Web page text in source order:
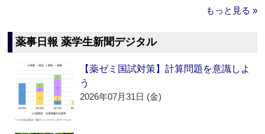
もっと見る »
薬事日報 薬学生新聞デジタル
【薬ゼミ国試対策】計算問題を意識しよ
う
2026年07月31日 (金)